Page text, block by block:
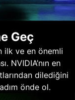
Geç
ilk ve en önemli
NVIDIA’nın en
dilediğini
önde ol.